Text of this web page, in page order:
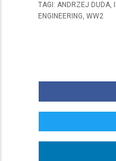
TAGI: ANDRZEJ DUDA,
ENGINEERING, WW2